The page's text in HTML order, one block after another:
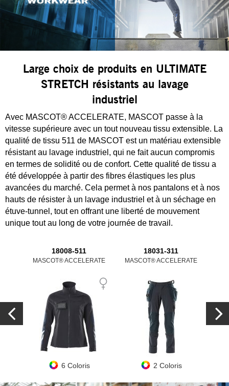
Large choix de produits en ULTIMATE
STRETCH résistants au lavage
industriel
Avec MASCOT® ACCELERATE, MASCOT passe à la
vitesse supérieure avec un tout nouveau tissu extensible. La
qualité de tissu 511 de MASCOT est un matériau extensible
résistant au lavage industriel, qui ne fait aucun compromis
en termes de solidité ou de confort. Cette qualité de tissu a
été développée à partir des fibres élastiques les plus
avancées du marché. Cela permet à nos pantalons et à nos
hauts de résister à un lavage industriel et à un séchage en
étuve-tunnel, tout en offrant une liberté de mouvement
unique tout au long de votre journée de travail.
18008-511
MASCOT® ACCELERATE
6 Coloris
18031-311
MASCOT® ACCELERATE
2 Coloris